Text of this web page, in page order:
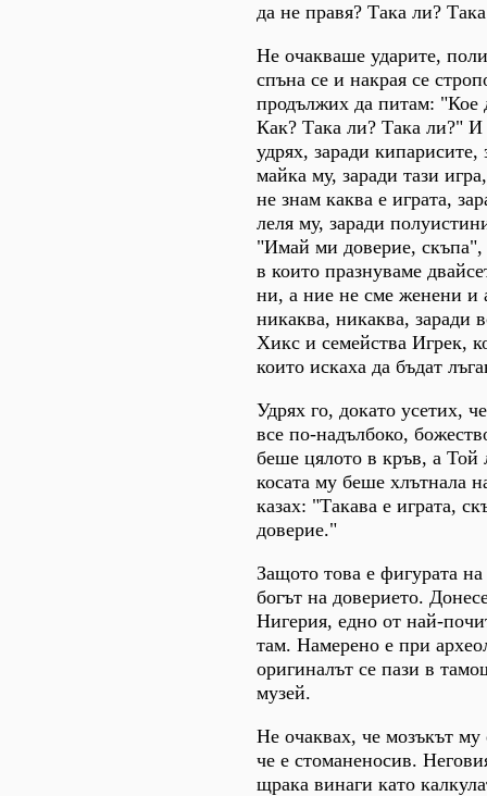
да не правя? Така ли?
Не очакваше ударите,
спъна се и накрая се
продължих да питам: "Кое
Как? Така ли? Така ли?" И
удрях, заради
майка му, заради тази
не знам каква е играта,
леля му, заради
"Имай ми доверие, скъпа",
в които празнуваме
ни, а ние не сме женени и
никаква, никаква, заради
Хикс и семейства Игрек,
които искаха да бъдат
Удрях го, докато усетих,
все по-надълбоко,
беше цялото в кръв, а Той
косата му беше хлътнала
казах: "Такава е играта,
доверие."
Защото това е фигурата
богът на доверието.
Нигерия, едно от най-
там. Намерено е при
оригиналът се пази в
музей.
Не очаквах, че мозъкът му
че е стоманеносив.
щрака винаги като